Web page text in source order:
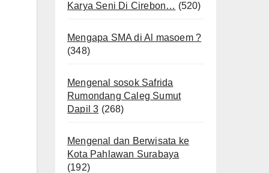
Karya Seni Di Cirebon… (520)
Mengapa SMA di Al masoem ?
(348)
Mengenal sosok Safrida
Rumondang Caleg Sumut
Dapil 3 (268)
Mengenal dan Berwisata ke
Kota Pahlawan Surabaya
(192)